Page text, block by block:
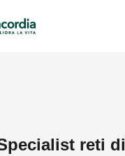
reti di